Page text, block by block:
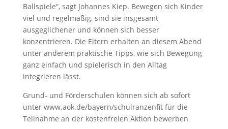
Ballspiele“, sagt Johannes Kiep. Bewegen sich Kinder
viel und regelmäßig, sind sie insgesamt
ausgeglichener und können sich besser
konzentrieren. Die Eltern erhalten an diesem Abend
unter anderem praktische Tipps, wie sich Bewegung
ganz einfach und spielerisch in den Alltag
integrieren lässt.
Grund- und Förderschulen können sich ab sofort
unter www.aok.de/bayern/schulranzenfit für die
Teilnahme an der kostenfreien Aktion bewerben